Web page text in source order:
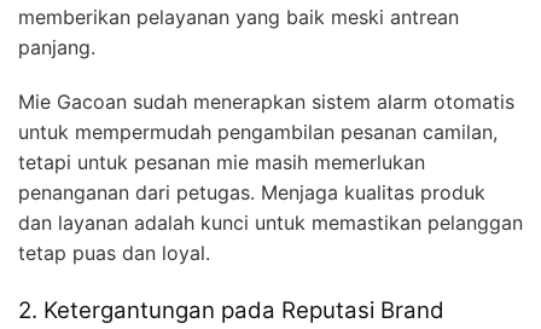
memberikan pelayanan yang baik meski antrean
panjang.
Mie Gacoan sudah menerapkan sistem alarm otomatis
untuk mempermudah pengambilan pesanan camilan,
tetapi untuk pesanan mie masih memerlukan
penanganan dari petugas. Menjaga kualitas produk
dan layanan adalah kunci untuk memastikan pelanggan
tetap puas dan loyal.
2. Ketergantungan pada Reputasi Brand